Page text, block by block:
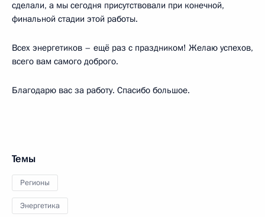
сделали, а мы сегодня присутствовали при конечной,
финальной стадии этой работы.
Всех энергетиков – ещё раз с праздником! Желаю успехов,
всего вам самого доброго.
Благодарю вас за работу. Спасибо большое.
Темы
Регионы
Энергетика